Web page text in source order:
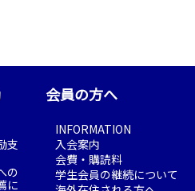
支
の
に
会員の方へ
INFORMATION
入会案内
会費・購読料
学生会員の継続について